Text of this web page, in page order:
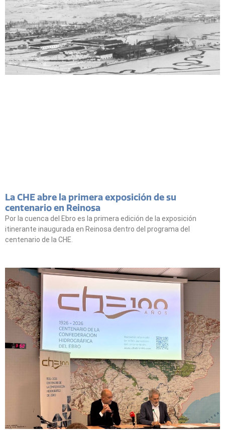
La CHE abre la primera exposición de su
centenario en Reinosa
Por la cuenca del Ebro es la primera edición de la exposición
itinerante inaugurada en Reinosa dentro del programa del
centenario de la CHE.